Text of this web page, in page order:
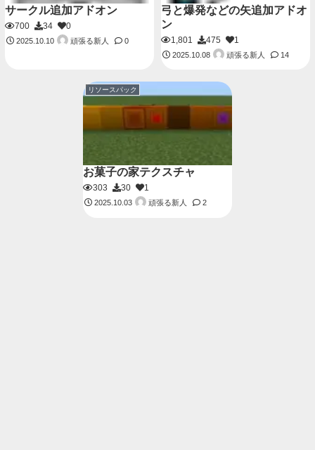
サークル追加アドオン
700 34 0
2025.10.10 頑張る新人 0
弓と爆発などの矢追加アドオ
ン
1,801 475 1
2025.10.08 頑張る新人 14
リソースパック
お菓子の家テクスチャ
303 30 1
2025.10.03 頑張る新人 2